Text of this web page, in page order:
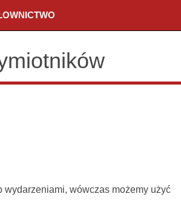
wówczas możemy użyć